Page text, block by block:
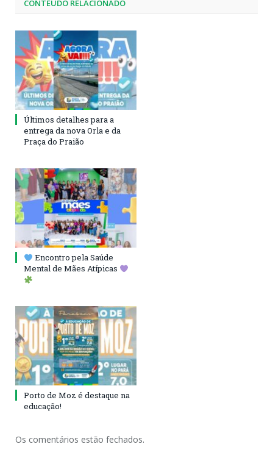
CONTEÚDO RELACIONADO
Últimos detalhes para a
entrega da nova Orla e da
Praça do Praião
Encontro pela Saúde
Mental de Mães Atípicas
Porto de Moz é destaque na
educação!
Os comentários estão fechados.